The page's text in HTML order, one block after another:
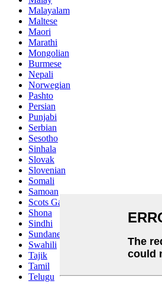
Malayalam
Maltese
Maori
Marathi
Mongolian
Burmese
Nepali
Norwegian
Pashto
Persian
Punjabi
Serbian
Sesotho
Sinhala
Slovak
Slovenian
Somali
Samoan
Scots Gaelic
Shona
Sindhi
Sundanese
Swahili
Tajik
Tamil
Telugu